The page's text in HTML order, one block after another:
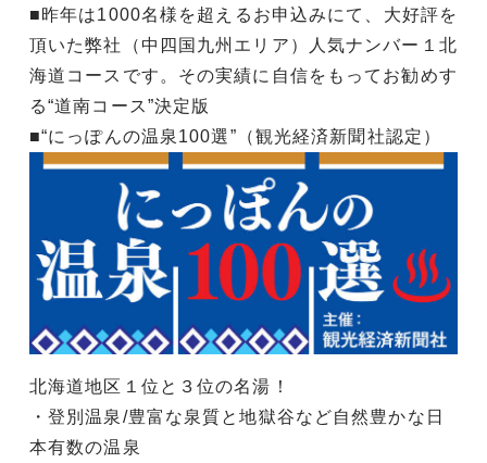
■昨年は1000名様を超えるお申込みにて、大好評を
頂いた弊社（中四国九州エリア）人気ナンバー１北
海道コースです。その実績に自信をもってお勧めす
る“道南コース”決定版
■“にっぽんの温泉100選”（観光経済新聞社認定）
北海道地区１位と３位の名湯！
・登別温泉/豊富な泉質と地獄谷など自然豊かな日
本有数の温泉